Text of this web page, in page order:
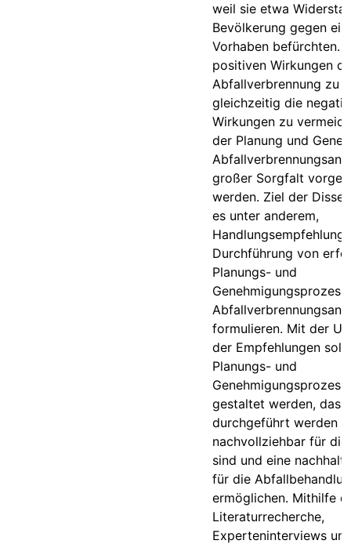
weil sie etwa
Bevölkerung gegen
Vorhaben befürchten.
positiven Wirkungen
Abfallverbrennung zu
gleichzeitig die
Wirkungen zu
der Planung und
großer Sorgfalt
werden. Ziel der
es unter anderem,
Durchführung von
Planungs- und
formulieren. Mit der
der Empfehlungen
Planungs- und
gestaltet werden,
durchgeführt werden
nachvollziehbar für
sind und eine
für die
ermöglichen. Mithilfe
Literaturrecherche,
Experteninterviews